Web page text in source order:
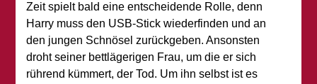
Zeit spielt bald eine entscheidende Rolle, denn
Harry muss den USB-Stick wiederfinden und an
den jungen Schnösel zurückgeben. Ansonsten
droht seiner bettlägerigen Frau, um die er sich
rührend kümmert, der Tod. Um ihn selbst ist es